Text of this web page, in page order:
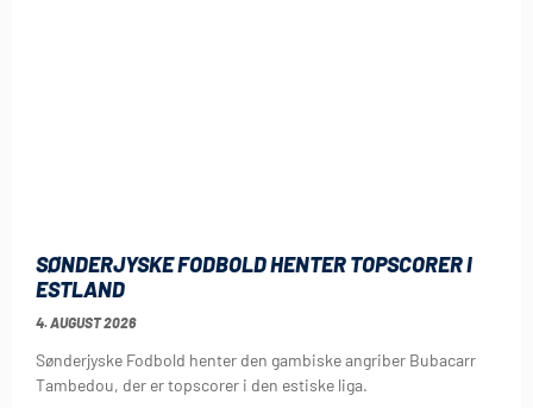
SØNDERJYSKE FODBOLD HENTER TOPSCORER I
ESTLAND
4. AUGUST 2026
Sønderjyske Fodbold henter den gambiske angriber Bubacarr
Tambedou, der er topscorer i den estiske liga.